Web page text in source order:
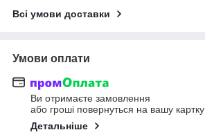
Всі умови доставки
Умови оплати
Ви отримаєте замовлення
або гроші повернуться на вашу картку
Детальніше